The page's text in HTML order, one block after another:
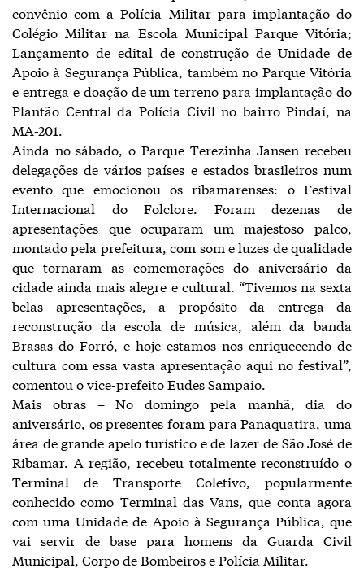
convênio com a Polícia Militar para implantação do
Colégio Militar na Escola Municipal Parque Vitória;
Lançamento de edital de construção de Unidade de
Apoio à Segurança Pública, também no Parque Vitória
e entrega e doação de um terreno para implantação do
Plantão Central da Polícia Civil no bairro Pindaí, na
MA-201.
Ainda no sábado, o Parque Terezinha Jansen recebeu
delegações de vários países e estados brasileiros num
evento que emocionou os ribamarenses: o Festival
Internacional do Folclore. Foram dezenas de
apresentações que ocuparam um majestoso palco,
montado pela prefeitura, com som e luzes de qualidade
que tornaram as comemorações do aniversário da
cidade ainda mais alegre e cultural. “Tivemos na sexta
belas apresentações, a propósito da entrega da
reconstrução da escola de música, além da banda
Brasas do Forró, e hoje estamos nos enriquecendo de
cultura com essa vasta apresentação aqui no festival”,
comentou o vice-prefeito Eudes Sampaio.
Mais obras – No domingo pela manhã, dia do
aniversário, os presentes foram para Panaquatira, uma
área de grande apelo turístico e de lazer de São José de
Ribamar. A região, recebeu totalmente reconstruído o
Terminal de Transporte Coletivo, popularmente
conhecido como Terminal das Vans, que conta agora
com uma Unidade de Apoio à Segurança Pública, que
vai servir de base para homens da Guarda Civil
Municipal, Corpo de Bombeiros e Polícia Militar.